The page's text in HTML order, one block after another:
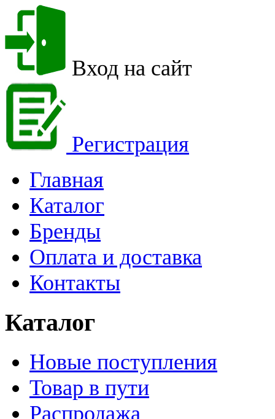
Вход на сайт
Регистрация
Главная
Каталог
Бренды
Оплата и доставка
Контакты
Каталог
Новые поступления
Товар в пути
Распродажа